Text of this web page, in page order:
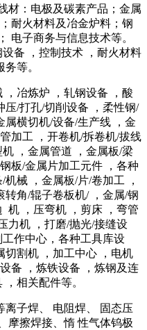
材：电极及碳素产品；金属
耐火材料及冶金炉料；钢
电子商务与信息技术等。
备 ，控制技术 ，耐火材料
等。
，冶炼炉 ，轧钢设备 ，酸
压/打孔/切削设备 ，柔性钢/
属横切机/设备/生产线 ，金
加工 ，开卷机/拆卷机/拔线
，金属管道 ，金属板/梁
板/金属片加工元件 ，各种
械 ，金属板/片/卷加工 ，
角/辊子卷板机/ ，金属/钢
机 ，压弯机 ，剪床 ，弯管
力机 ，打磨/抛光/接缝设
作中心，各种工具库设
切割机 ，加工中心 ，电机
备 ，炼铁设备 ，炼钢及连
相关配件等。
离子焊、 电阻焊、 固态压
摩擦焊接、惰 性气体钨极